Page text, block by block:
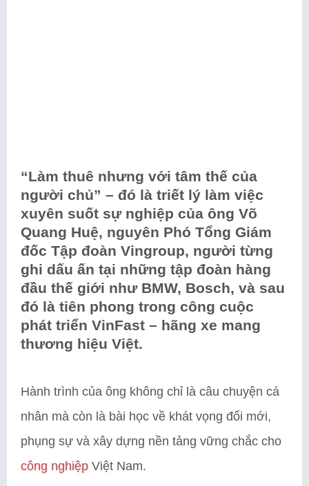
“Làm thuê nhưng với tâm thế của
người chủ” – đó là triết lý làm việc
xuyên suốt sự nghiệp của ông Võ
Quang Huệ, nguyên Phó Tổng Giám
đốc Tập đoàn Vingroup, người từng
ghi dấu ấn tại những tập đoàn hàng
đầu thế giới như BMW, Bosch, và sau
đó là tiên phong trong công cuộc
phát triển VinFast – hãng xe mang
thương hiệu Việt.
Hành trình của ông không chỉ là câu chuyện cá
nhân mà còn là bài học về khát vọng đổi mới,
phụng sự và xây dựng nền tảng vững chắc cho
công nghiệp Việt Nam.